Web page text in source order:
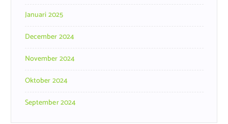
Januari 2025
December 2024
November 2024
Oktober 2024
September 2024